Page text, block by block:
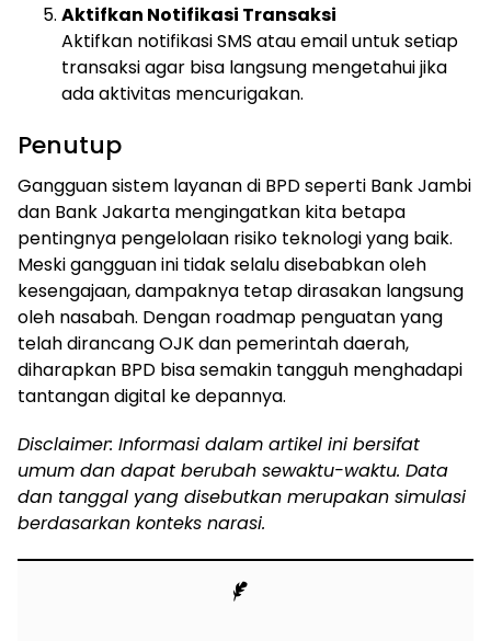
Aktifkan Notifikasi Transaksi
Aktifkan notifikasi SMS atau email untuk setiap
transaksi agar bisa langsung mengetahui jika
ada aktivitas mencurigakan.
Penutup
Gangguan sistem layanan di BPD seperti Bank Jambi
dan Bank Jakarta mengingatkan kita betapa
pentingnya pengelolaan risiko teknologi yang baik.
Meski gangguan ini tidak selalu disebabkan oleh
kesengajaan, dampaknya tetap dirasakan langsung
oleh nasabah. Dengan roadmap penguatan yang
telah dirancang OJK dan pemerintah daerah,
diharapkan BPD bisa semakin tangguh menghadapi
tantangan digital ke depannya.
Disclaimer: Informasi dalam artikel ini bersifat
umum dan dapat berubah sewaktu-waktu. Data
dan tanggal yang disebutkan merupakan simulasi
berdasarkan konteks narasi.